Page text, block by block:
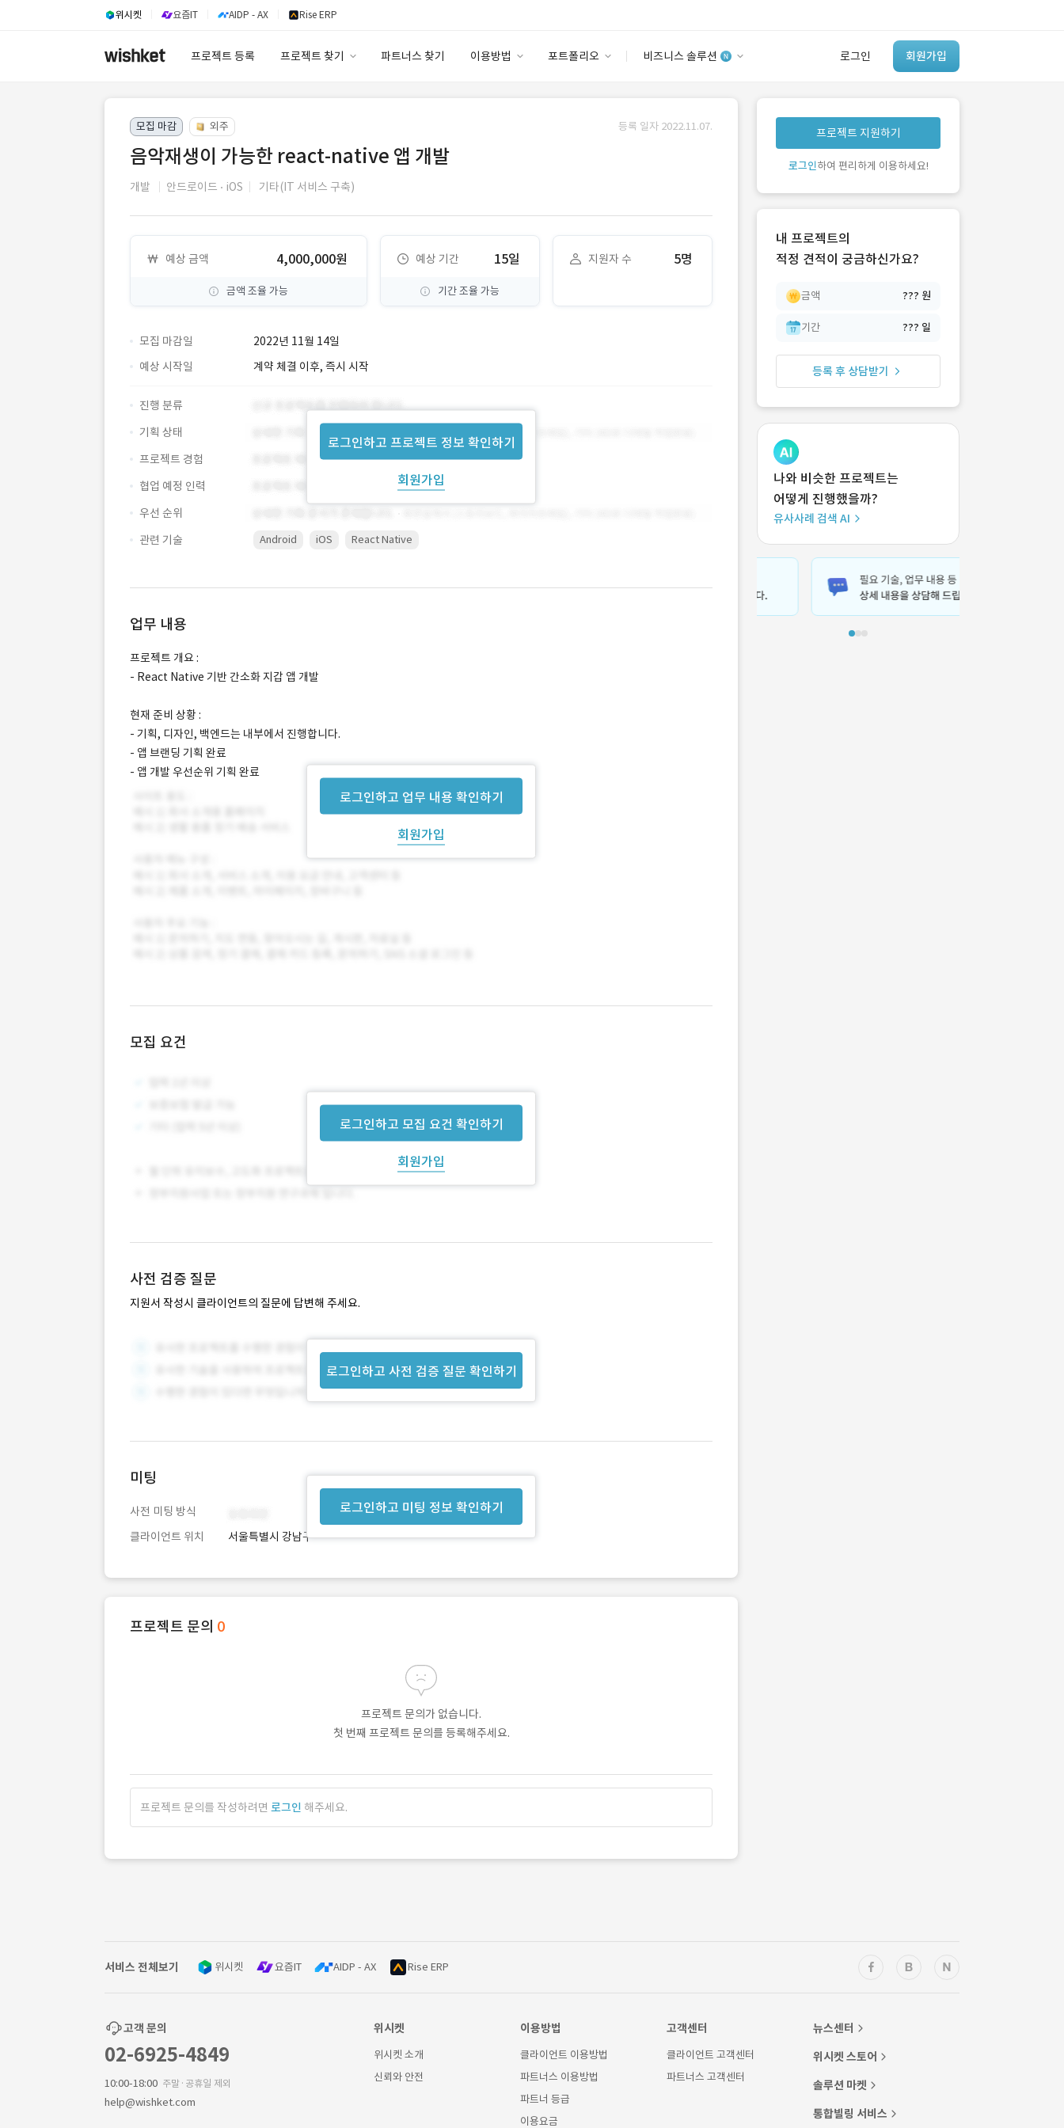
위시켓 요즘IT AIDP - AX Rise ERP
프로젝트 등록 프로젝트 찾기 파트너스 찾기 이용방법 포트폴리오 비즈니스 솔루션 로그인 회원가입
안심 코드 케어
유사사례 검색 AI
‘이런 거’ 만들어본
개발 회사 있어?
모집 마감 외주 등록 일자 2022.11.07.
음악재생이 가능한 react-native 앱 개발
개발 안드로이드 iOS 기타(IT 서비스 구축)
예상 금액 4,000,000원
금액 조율 가능
예상 기간 15일
기간 조율 가능
지원자 수 5명
모집 마감일 2022년 11월 14일
로그인하고 프로젝트 정보 확인하기
회원가입
예상 시작일 계약 체결 이후, 즉시 시작
진행 분류
기획 상태
프로젝트 경험
협업 예정 인력
우선 순위
관련 기술
Android iOS React Native
업무 내용
로그인하고 업무 내용 확인하기
회원가입
프로젝트 개요 :
- React Native 기반 간소화 지갑 앱 개발
현재 준비 상황 :
- 기획, 디자인, 백엔드는 내부에서 진행합니다.
- 앱 브랜딩 기획 완료
- 앱 개발 우선순위 기획 완료
모집 요건
로그인하고 모집 요건 확인하기
회원가입
사전 검증 질문
지원서 작성시 클라이언트의 질문에 답변해 주세요.
로그인하고 사전 검증 질문 확인하기
로그인하고 미팅 정보 확인하기
미팅
사전 미팅 방식
클라이언트 위치
서울특별시 강남구
프로젝트 문의 0
프로젝트 문의가 없습니다.
첫 번째 프로젝트 문의를 등록해주세요.
프로젝트 문의를 작성하려면 로그인 해주세요.
프로젝트 지원하기
로그인하여 편리하게 이용하세요!
내 프로젝트의
적정 견적이 궁금하신가요?
금액 ??? 원
기간 ??? 일
등록 후 상담받기
나와 비슷한 프로젝트는
어떻게 진행했을까?
유사사례 검색 AI
서비스 전체보기 위시켓 요즘IT AIDP - AX Rise ERP
고객 문의
02-6925-4849
10:00-18:00 주말·공휴일 제외
help@wishket.com
위시켓
위시켓 소개
신뢰와 안전
이용방법
클라이언트 이용방법
파트너스 이용방법
파트너 등급
이용요금
고객센터
클라이언트 고객센터
파트너스 고객센터
뉴스센터
위시켓 스토어
솔루션 마켓
통합빌링 서비스